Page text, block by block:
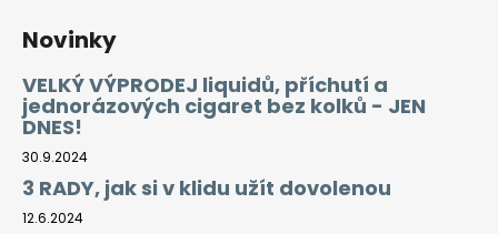
Novinky
VELKÝ VÝPRODEJ liquidů, příchutí a
jednorázových cigaret bez kolků - JEN
DNES!
30.9.2024
3 RADY, jak si v klidu užít dovolenou
12.6.2024